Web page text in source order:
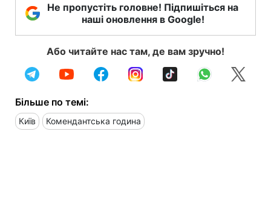
Не пропустіть головне! Підпишіться на
наші оновлення в Google!
Або читайте нас там, де вам зручно!
Більше по темі:
Київ Комендантська година